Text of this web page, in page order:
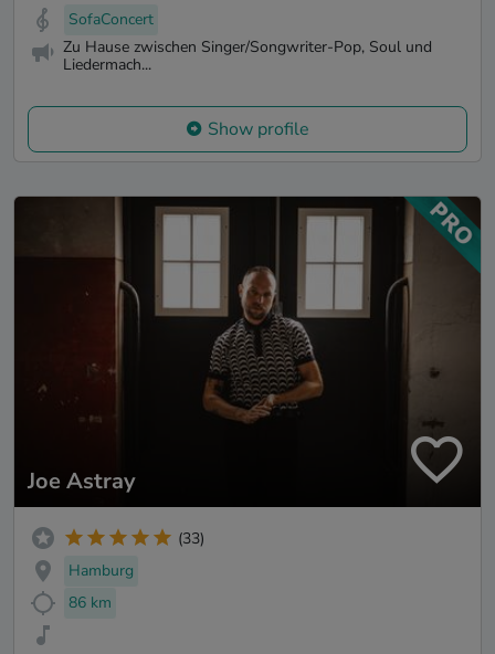
SofaConcert
Zu Hause zwischen Singer/Songwriter-Pop, Soul und
Liedermach...
Show profile
Joe Astray
(33)
Hamburg
86 km